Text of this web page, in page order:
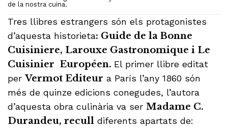
de la nostra cuina.
Tres llibres estrangers són els protagonistes
d’aquesta historieta: Guide de la Bonne
Cuisiniere, Larouxe Gastronomique i Le
Cuisinier Européen. El primer llibre editat
perVermot Editeur a París l’any 1860 són
més de quinze edicions conegudes, l’autora
d’aquesta obra culinària va serMadame C.
Durandeu, recull diferents apartats de: